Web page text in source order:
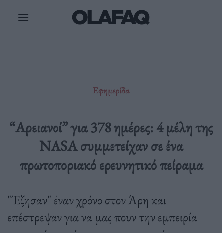
Εφημερίδα
“Αρειανοί” για 378 ημέρες: 4 μέλη της
NASA συμμετείχαν σε ένα
πρωτοποριακό ερευνητικό πείραμα
"Έζησαν" έναν χρόνο στον Άρη και
επέστρεψαν για να μας πουν την εμπειρία